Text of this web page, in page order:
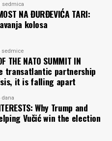
sedmica
NA ĐURĐEVIĆA TARI:
kolosa
sedmice
THE NATO SUMMIT IN
transatlantic partnership
it is falling apart
dana
Why Trump and
Vučić win the election